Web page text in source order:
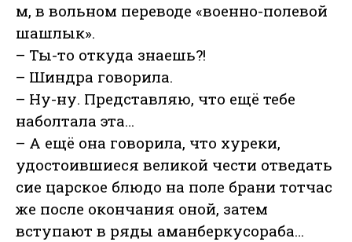
м, в вольном переводе «военно-полевой
шашлык».
– Ты-то откуда знаешь?!
– Шиндра говорила.
– Ну-ну. Представляю, что ещё тебе
наболтала эта…
– А ещё она говорила, что хуреки,
удостоившиеся великой чести отведать
сие царское блюдо на поле брани тотчас
же после окончания оной, затем
вступают в ряды аманберкусораба…